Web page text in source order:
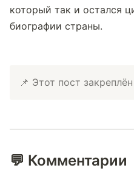
который так и остался
биографии страны.
📌 Этот пост
💬 Комментарии